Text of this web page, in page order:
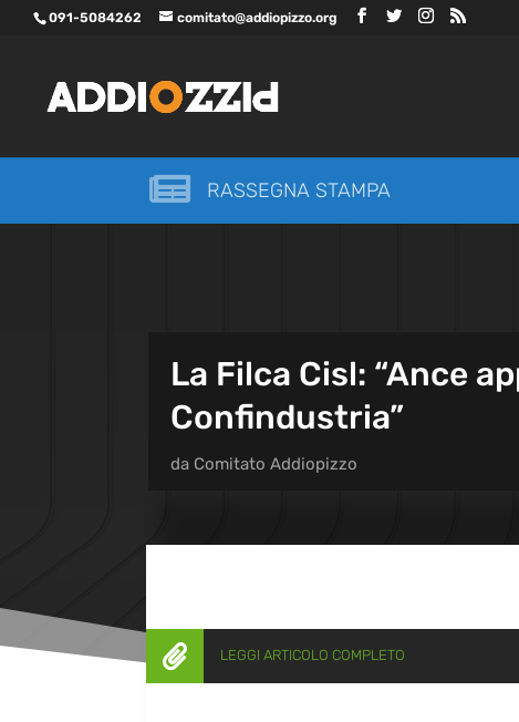
091-5084262 comitato@addiopizzo.org
 RASSEGNA STAMPA
La Filca Cisl: “Ance
Confindustria”
da Comitato Addiopizzo
 LEGGI ARTICOLO COMPLETO